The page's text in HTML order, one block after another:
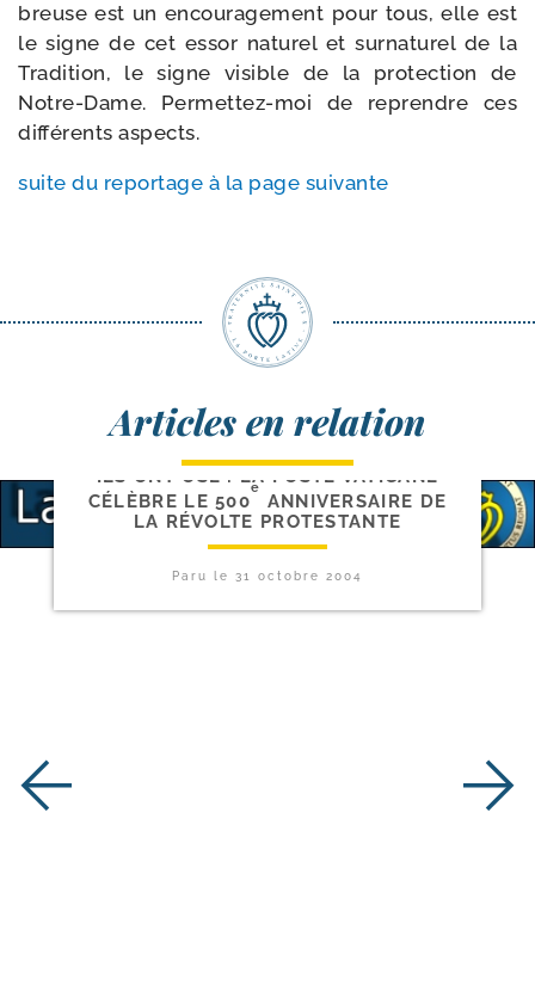
breuse est un encou­ra­ge­ment pour tous, elle est
le signe de cet essor natu­rel et sur­na­tu­rel de la
Tradition, le signe visible de la pro­tec­tion de
Notre-​Dame. Permettez-​moi de reprendre ces
dif­fé­rents aspects.
suite du repor­tage à la page suivante
Articles en relation
ILS ONT OSÉ : LA POSTE VATICANE
CÉLÈBRE LE 500
e
ANNIVERSAIRE DE
LA RÉVOLTE PROTESTANTE
Paru le 31 octobre 2004